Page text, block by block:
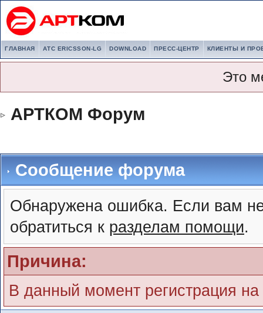
ГЛАВНАЯ АТС ERICSSON-LG DOWNLOAD ПРЕСС-ЦЕНТР КЛИЕНТЫ И
Это
АРТКОМ Форум
Сообщение форума
Обнаружена ошибка. Если вам
обратиться к разделам помощи.
Причина:
В данный момент регистрация